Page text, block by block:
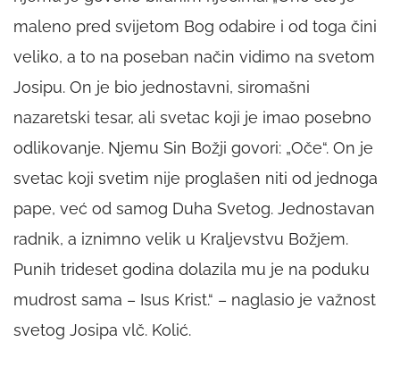
maleno pred svijetom Bog odabire i od toga čini
veliko, a to na poseban način vidimo na svetom
Josipu. On je bio jednostavni, siromašni
nazaretski tesar, ali svetac koji je imao posebno
odlikovanje. Njemu Sin Božji govori: „Oče“. On je
svetac koji svetim nije proglašen niti od jednoga
pape, već od samog Duha Svetog. Jednostavan
radnik, a iznimno velik u Kraljevstvu Božjem.
Punih trideset godina dolazila mu je na poduku
mudrost sama – Isus Krist.“ – naglasio je važnost
svetog Josipa vlč. Kolić.